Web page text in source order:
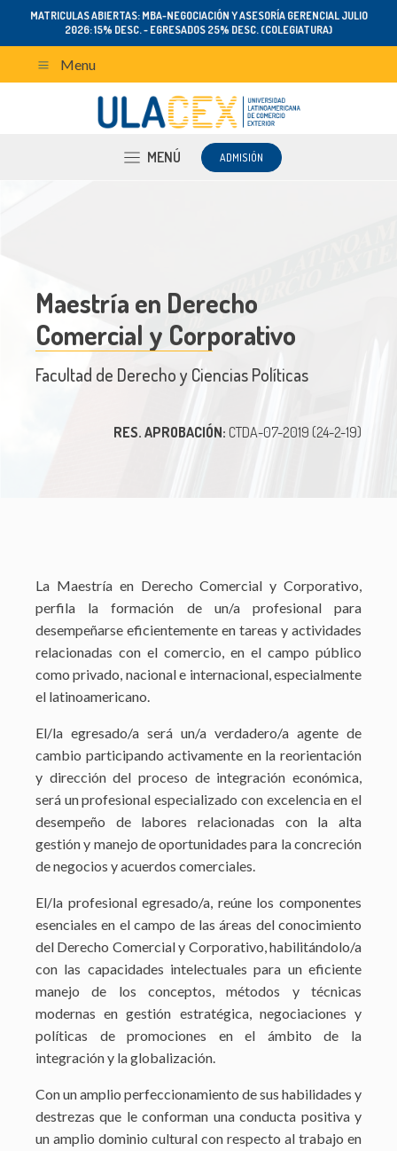
MATRICULAS ABIERTAS: MBA-NEGOCIACIÓN Y ASESORÍA GERENCIAL JULIO
2026: 15% DESC. - EGRESADOS 25% DESC. (COLEGIATURA)
Menu
MENÚ ADMISIÓN
Maestría en Derecho
Comercial y Corporativo
Facultad de Derecho y Ciencias Políticas
RES. APROBACIÓN: CTDA-07-2019 (24-2-19)
La Maestría en Derecho Comercial y Corporativo,
perfila la formación de un/a profesional para
desempeñarse eficientemente en tareas y actividades
relacionadas con el comercio, en el campo público
como privado, nacional e internacional, especialmente
el latinoamericano.
El/la egresado/a será un/a verdadero/a agente de
cambio participando activamente en la reorientación
y dirección del proceso de integración económica,
será un profesional especializado con excelencia en el
desempeño de labores relacionadas con la alta
gestión y manejo de oportunidades para la concreción
de negocios y acuerdos comerciales.
El/la profesional egresado/a, reúne los componentes
esenciales en el campo de las áreas del conocimiento
del Derecho Comercial y Corporativo, habilitándolo/a
con las capacidades intelectuales para un eficiente
manejo de los conceptos, métodos y técnicas
modernas en gestión estratégica, negociaciones y
políticas de promociones en el ámbito de la
integración y la globalización.
Con un amplio perfeccionamiento de sus habilidades y
destrezas que le conforman una conducta positiva y
un amplio dominio cultural con respecto al trabajo en